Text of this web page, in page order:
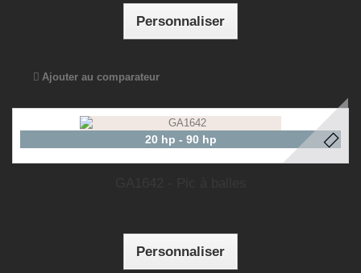
Personnaliser
Ajouter au comparateur
20 hp - 90 hp
Personnaliser